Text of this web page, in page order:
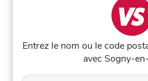
Entrez le nom ou le code
avec Sogny-